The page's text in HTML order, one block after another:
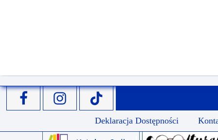
Deklaracja Dostępności